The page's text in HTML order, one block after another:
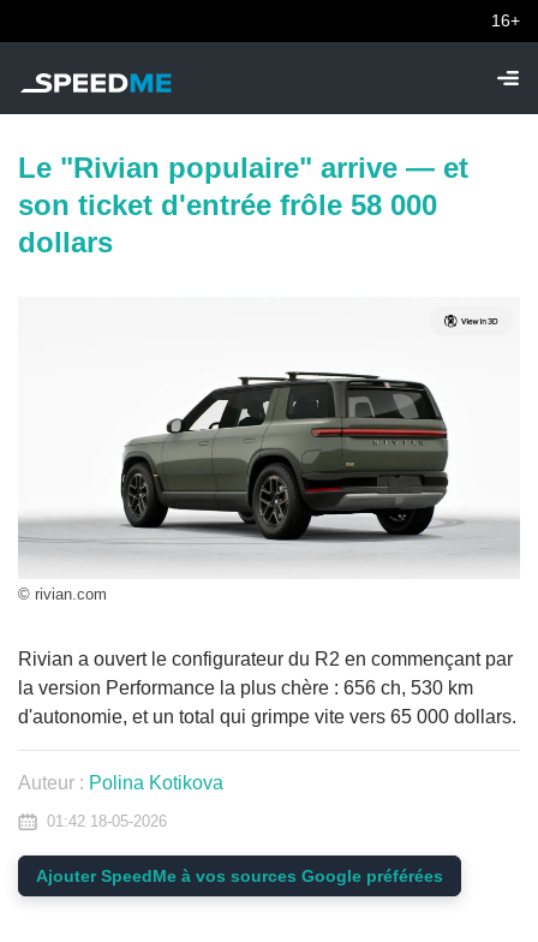
16+
Le "Rivian populaire" arrive — et
son ticket d'entrée frôle 58 000
dollars
© rivian.com
Rivian a ouvert le configurateur du R2 en commençant par
la version Performance la plus chère : 656 ch, 530 km
d'autonomie, et un total qui grimpe vite vers 65 000 dollars.
Auteur : Polina Kotikova
01:42 18-05-2026
Ajouter SpeedMe à vos sources Google préférées